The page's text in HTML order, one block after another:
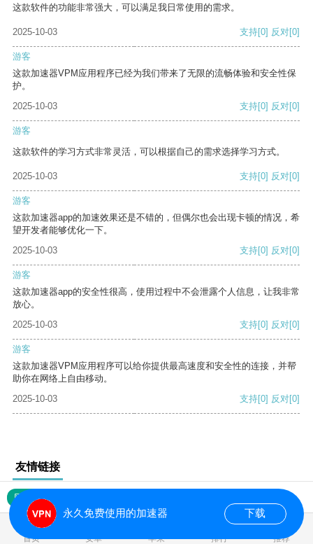
这款软件的功能非常强大，可以满足我日常使用的需求。
2025-10-03 支持[0] 反对[0]
游客
这款加速器VPM应用程序已经为我们带来了无限的流畅体验和安全性保
护。
2025-10-03
支持[0] 反对[0]
游客
这款软件的学习方式非常灵活，可以根据自己的需求选择学习方式。
2025-10-03 支持[0] 反对[0]
游客
这款加速器app的加速效果还是不错的，但偶尔也会出现卡顿的情况，希
望开发者能够优化一下。
2025-10-03
支持[0] 反对[0]
游客
这款加速器app的安全性很高，使用过程中不会泄露个人信息，让我非常
放心。
2025-10-03
支持[0] 反对[0]
游客
这款加速器VPM应用程序可以给你提供最高速度和安全性的连接，并帮
助你在网络上自由移动。
2025-10-03
支持[0] 反对[0]
友情链接
网站地图
首页 安卓 苹果 排行 推荐
永久免费使用的加速器 下载
0.019699s